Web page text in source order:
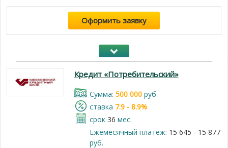
Оформить заявку
Кредит «Потребительский»
Cумма: 500 000руб.
cтавка 7.9 - 8.9%
срок 36 мес.
Ежемесячный платеж: 15 645 - 15 877
руб.